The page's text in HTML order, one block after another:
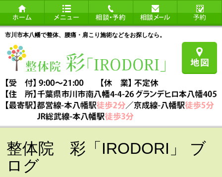
市川市本八幡で整体、腰痛・肩こり施術などをお探しなら。
整体院 彩「IRODORI」 ブ
ログ